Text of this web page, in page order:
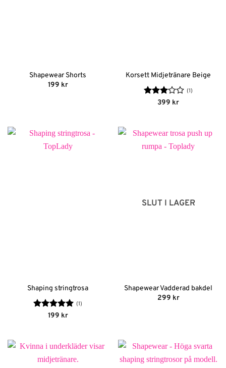
Shapewear Shorts
199 kr
Korsett Midjetränare Beige
Betygsatt
(1)
399 kr
Shaping stringtrosa
Betygsatt5
(1)
199 kr
SLUT I LAGER
Shapewear Vadderad bakdel
299 kr